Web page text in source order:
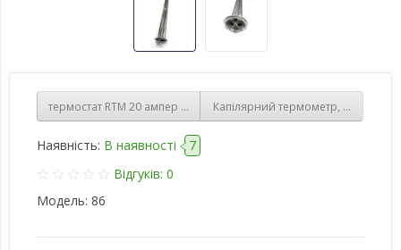
термостат RTM 20 ампер штирьовийКапілярний термометр, діаметр 60
Наявність: В наявності
7
Відгуків: 0
Модель: 86